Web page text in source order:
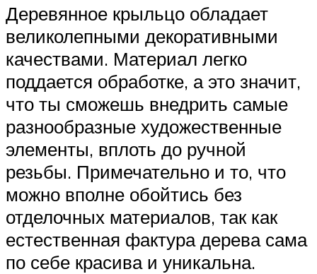
Деревянное крыльцо обладает
великолепными декоративными
качествами. Материал легко
поддается обработке, а это значит,
что ты сможешь внедрить самые
разнообразные художественные
элементы, вплоть до ручной
резьбы. Примечательно и то, что
можно вполне обойтись без
отделочных материалов, так как
естественная фактура дерева сама
по себе красива и уникальна.